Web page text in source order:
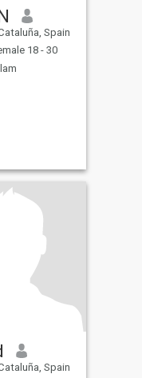
Spain
18 - 30
Spain